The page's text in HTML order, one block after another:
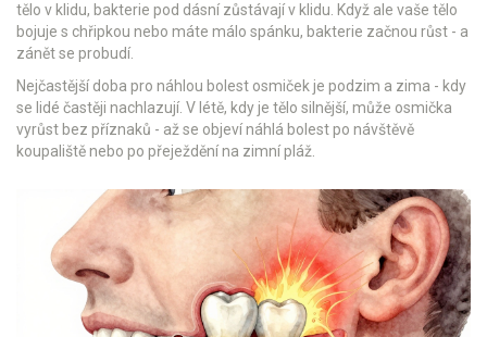
tělo v klidu, bakterie pod dásní zůstávají v klidu. Když ale vaše tělo
bojuje s chřipkou nebo máte málo spánku, bakterie začnou růst - a
zánět se probudí.
Nejčastější doba pro náhlou bolest osmiček je podzim a zima - kdy
se lidé častěji nachlazují. V létě, kdy je tělo silnější, může osmička
vyrůst bez příznaků - až se objeví náhlá bolest po návštěvě
koupaliště nebo po přeježdění na zimní pláž.